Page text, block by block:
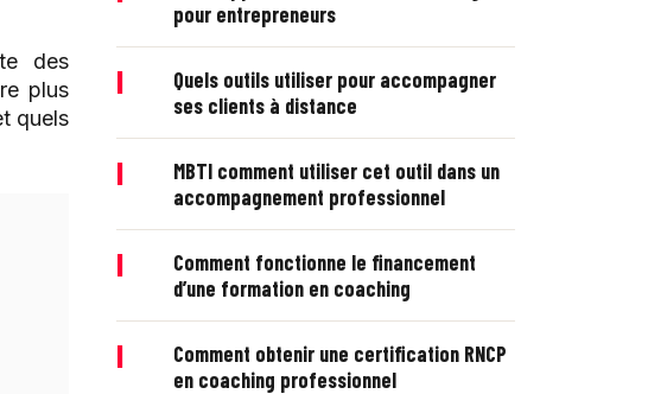
des
plus
quels
pour entrepreneurs
|
Quels outils utiliser pour accompagner
ses clients à distance
|
MBTI comment utiliser cet outil dans un
accompagnement professionnel
|
Comment fonctionne le financement
d’une formation en coaching
|
Comment obtenir une certification RNCP
en coaching professionnel